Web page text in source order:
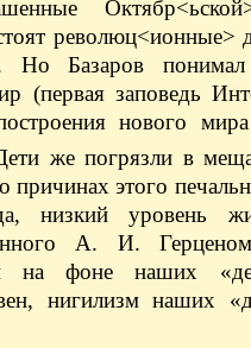
Но Базаров понимал
(первая заповедь
нового
же погрязли в
причинах этого
низкий уровень
А. И.
на фоне наших
нигилизм наших